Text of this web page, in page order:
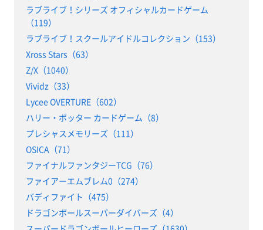
ラブライブ！シリーズ オフィシャルカードゲーム
（119）
ラブライブ！スクールアイドルコレクション（153）
Xross Stars（63）
Z/X（1040）
Vividz（33）
Lycee OVERTURE（602）
ハリー・ポッター カードゲーム（8）
プレシャスメモリーズ（111）
OSICA（71）
ファイナルファンタジーTCG（76）
ファイアーエムブレム0（274）
バディファイト（475）
ドラゴンボールスーパーダイバーズ（4）